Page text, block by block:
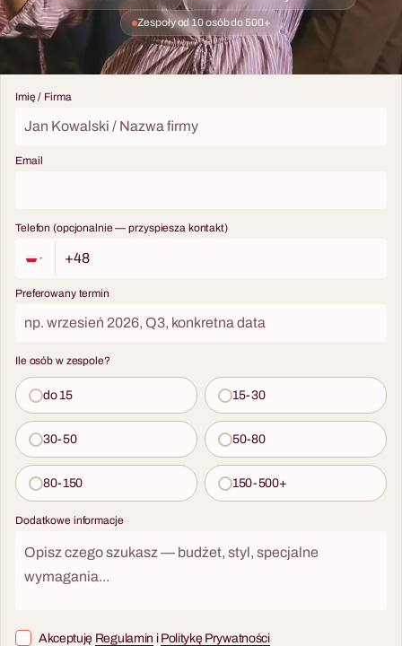
Zespoły od 10 osób do 500+
Imię / Firma
Email
Telefon (opcjonalnie — przyspiesza kontakt)
Preferowany termin
Ile osób w zespole?
do 15 15-30
30-50 50-80
80-150 150-500+
Dodatkowe informacje
Akceptuję Regulamin i Politykę Prywatności